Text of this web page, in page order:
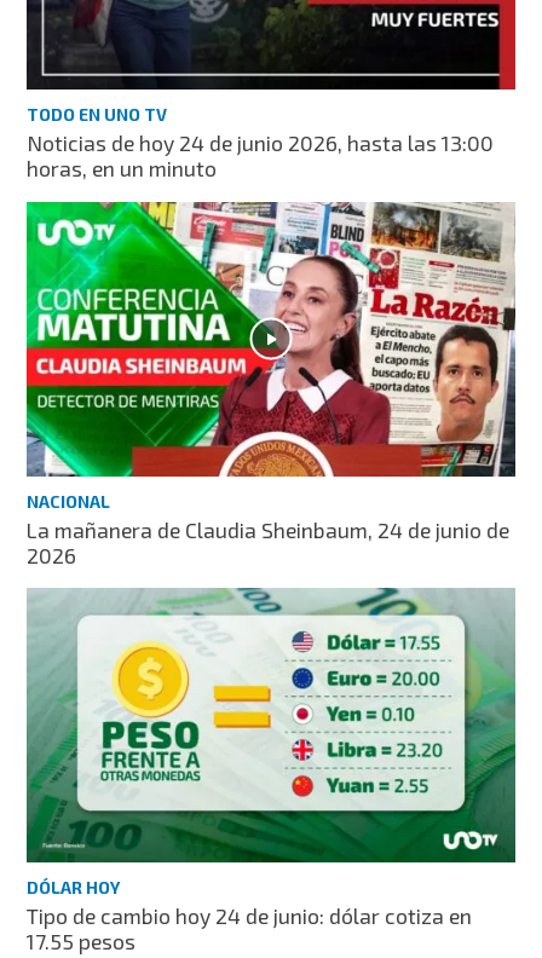
TODO EN UNO TV
Noticias de hoy 24 de junio 2026, hasta las 13:00
horas, en un minuto
NACIONAL
La mañanera de Claudia Sheinbaum, 24 de junio de
2026
DÓLAR HOY
Tipo de cambio hoy 24 de junio: dólar cotiza en
17.55 pesos